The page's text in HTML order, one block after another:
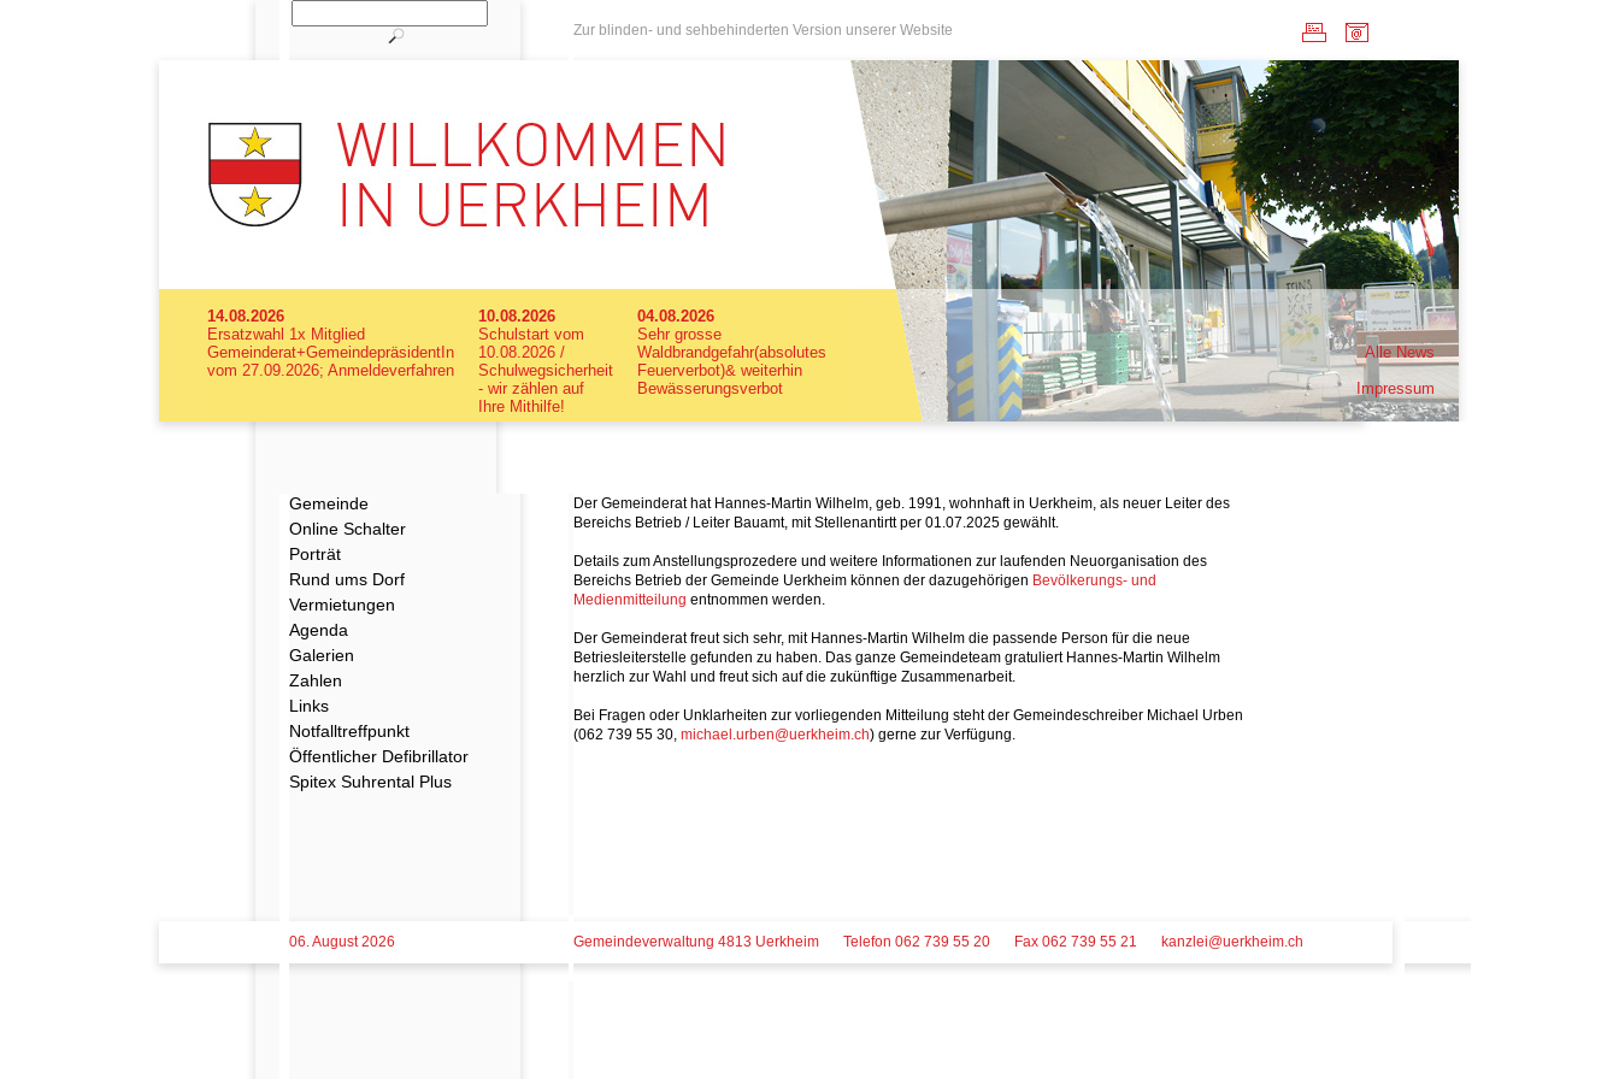
Zur blinden- und sehbehinderten Version unserer Website
14.08.2026
Ersatzwahl 1x Mitglied
Gemeinderat+GemeindepräsidentIn
vom 27.09.2026; Anmeldeverfahren
10.08.2026
Schulstart vom
10.08.2026 /
Schulwegsicherheit
- wir zählen auf
Ihre Mithilfe!
04.08.2026
Sehr grosse
Waldbrandgefahr(absolutes
Feuerverbot)& weiterhin
Bewässerungsverbot
Alle News
Impressum
Gemeinde
Online Schalter
Porträt
Rund ums Dorf
Vermietungen
Agenda
Galerien
Zahlen
Links
Notfalltreffpunkt
Öffentlicher Defibrillator
Spitex Suhrental Plus
Der Gemeinderat hat Hannes-Martin Wilhelm, geb. 1991, wohnhaft in Uerkheim, als neuer Leiter des
Bereichs Betrieb / Leiter Bauamt, mit Stellenantirtt per 01.07.2025 gewählt.
Details zum Anstellungsprozedere und weitere Informationen zur laufenden Neuorganisation des
Bereichs Betrieb der Gemeinde Uerkheim können der dazugehörigen Bevölkerungs- und
Medienmitteilung entnommen werden.
Der Gemeinderat freut sich sehr, mit Hannes-Martin Wilhelm die passende Person für die neue
Betriesleiterstelle gefunden zu haben. Das ganze Gemeindeteam gratuliert Hannes-Martin Wilhelm
herzlich zur Wahl und freut sich auf die zukünftige Zusammenarbeit.
Bei Fragen oder Unklarheiten zur vorliegenden Mitteilung steht der Gemeindeschreiber Michael Urben
(062 739 55 30, michael.urben@uerkheim.ch) gerne zur Verfügung.
06. August 2026 Gemeindeverwaltung 4813 Uerkheim Telefon 062 739 55 20 Fax 062 739 55 21 kanzlei@uerkheim.ch